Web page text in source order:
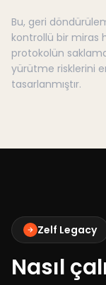
Bu, geri
kontrollü bir miras
protokolün saklama
yürütme risklerini
tasarlanmıştır.
Zelf Legacy
Nasıl